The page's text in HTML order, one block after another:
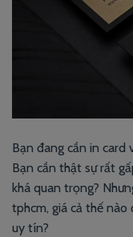
Bạn đang cần in card
Bạn cần thật sự rất
khá quan trọng?
tphcm, giá cả thế nào
uy tín?